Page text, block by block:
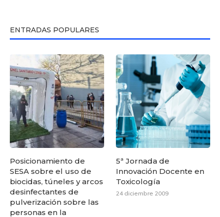
ENTRADAS POPULARES
Posicionamiento de
SESA sobre el uso de
biocidas, túneles y arcos
desinfectantes de
pulverización sobre las
personas en la
5ª Jornada de
Innovación Docente en
Toxicología
24 diciembre 2009